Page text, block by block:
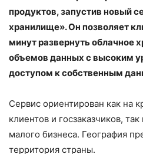
продуктов, запустив новый
хранилище». Он позволяет
минут развернуть облачное
объемов данных с высоким
доступом к собственным
Сервис ориентирован как на
клиентов и госзаказчиков,
малого бизнеса. География
территория страны.